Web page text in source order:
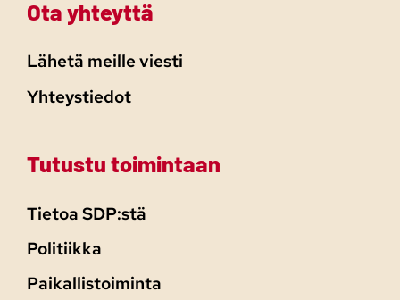
Ota yhteyttä
Lähetä meille viesti
Yhteystiedot
Tutustu toimintaan
Tietoa SDP:stä
Politiikka
Paikallistoiminta